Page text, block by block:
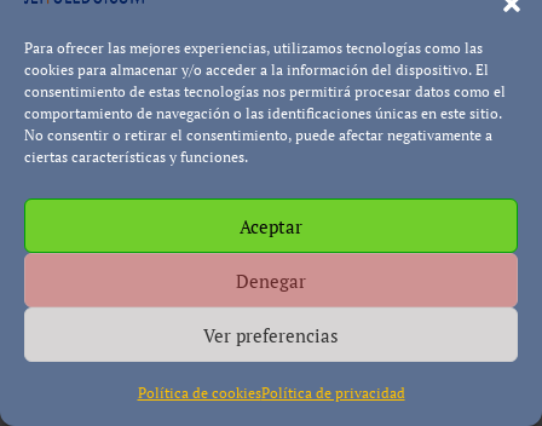
Para ofrecer las mejores experiencias, utilizamos tecnologías como las
cookies para almacenar y/o acceder a la información del dispositivo. El
consentimiento de estas tecnologías nos permitirá procesar datos como el
comportamiento de navegación o las identificaciones únicas en este sitio.
No consentir o retirar el consentimiento, puede afectar negativamente a
ciertas características y funciones.
Aceptar
Denegar
Ver preferencias
Política de cookiesPolítica de privacidad
Curiosidades de los fósiles
Sabías que… generalmente toda la gente
cuando ve un fósil de un pez
perfectamente identificado piensa que